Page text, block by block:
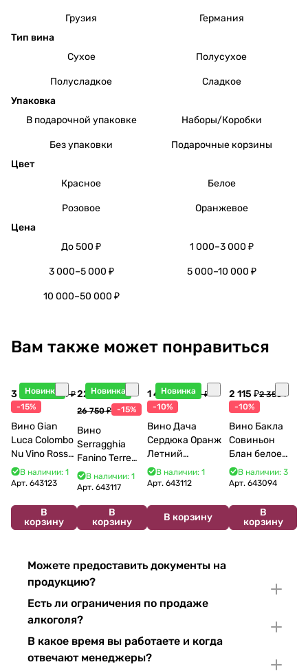
Грузия
Германия
Тип вина
Сухое
Полусухое
Полусладкое
Сладкое
Упаковка
В подарочной упаковке
Наборы/Коробки
Без упаковки
Подарочные корзины
Цвет
Красное
Белое
Розовое
Оранжевое
Цена
До 500 ₽
1 000–3 000 ₽
3 000–5 000 ₽ 5 000–10 000 ₽
10 000–50 000 ₽
Вам также может понравиться
Новинка
3 998 ₽4 704 ₽
-15%
Вино Gian
Luca Colombo
Nu Vino Rosso
2025 750 мл
В наличии: 1
Арт. 643123
В
корзину
Новинка
22 738 ₽
26 750 ₽ -15%
Вино
Serragghia
Fanino Terre
Siciliane IGP
2022 750 мл
В наличии: 1
Арт.643117
В
корзину
Новинка
1 440 ₽1 600 ₽
-10%
Вино Дача
Сердюка Оранж
Летний
Сибирьковый
2024 750 мл
В наличии: 1
Арт. 643112
В корзину
2 115 ₽2 350 ₽
-10%
Вино Бакла
Совиньон
Блан белое
сухое 750 мл
12%
В наличии: 3
Арт.643094
В
корзину
Можете предоставить документы на
продукцию?
Есть ли ограничения по продаже
алкоголя?
В какое время вы работаете и когда
отвечают менеджеры?